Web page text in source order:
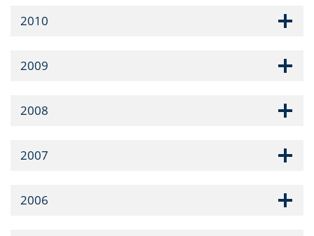
2010
2009
2008
2007
2006